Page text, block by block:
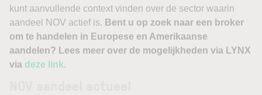
kunt aanvullende context vinden over de sector waarin
aandeel NOV actief is. Bent u op zoek naar een broker
om te handelen in Europese en Amerikaanse
aandelen? Lees meer over de mogelijkheden via LYNX
via deze link.